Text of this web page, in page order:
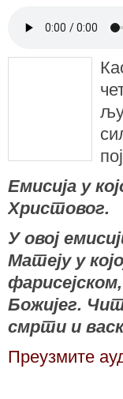
Емисија у
Христовог.
У овој
Матеју у
Божијег.
смрти и
Преузмите